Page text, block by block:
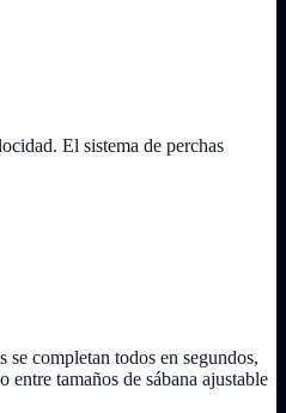
El sistema de perchas
completan todos en segundos,
tamaños de sábana ajustable